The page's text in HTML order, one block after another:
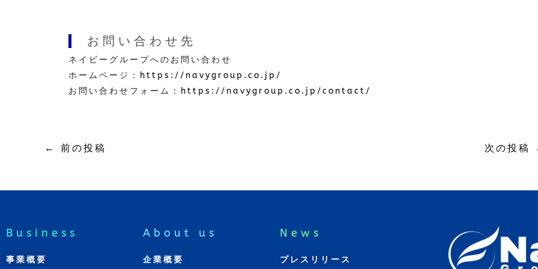
お問い合わせ先
ネイビーグループへのお問い合わせ
ホームページ：
https://navygroup.co.jp/
お問い合わせフォーム：
https://navygroup.co.jp/contact/
← 前の投稿 次の投稿
Business
事業概要
About us
企業概要
News
プレスリリース